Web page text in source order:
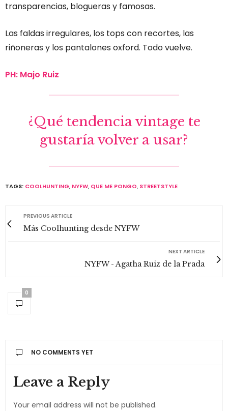
transparencias, blogueras y famosas.
Las faldas irregulares, los tops con recortes, las
riñoneras y los pantalones oxford. Todo vuelve.
PH: Majo Ruiz
¿Qué tendencia vintage te
gustaría volver a usar?
TAGS: COOLHUNTING, NYFW, QUE ME PONGO, STREETSTYLE
PREVIOUS ARTICLE
Más Coolhunting desde NYFW
NEXT ARTICLE
NYFW - Agatha Ruiz de la Prada
0
NO COMMENTS YET
Leave a Reply
Your email address will not be published.